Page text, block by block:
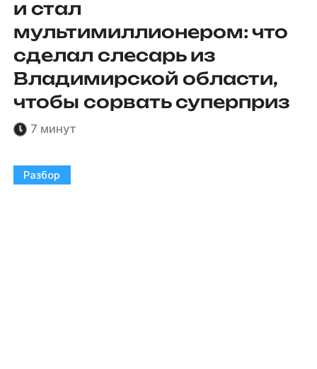
и стал
мультимиллионером: что
сделал слесарь из
Владимирской области,
чтобы сорвать суперприз
7 минут
Разбор